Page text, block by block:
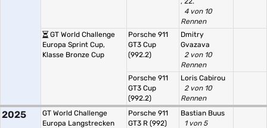
4 von 10
Rennen
GT World Challenge
Europa Sprint Cup,
Klasse Bronze Cup
Porsche 911
GT3 Cup
(992.2)
Dmitry
Gvazava
2 von 10
Rennen
Porsche 911
GT3 Cup
(992.2)
Loris Cabirou
2 von 10
Rennen
2025
GT World Challenge
Europa Langstrecken
Porsche 911
GT3 R (992)
Bastian Buus
1 von 5